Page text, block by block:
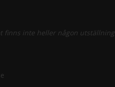
finns inte heller någon utställning